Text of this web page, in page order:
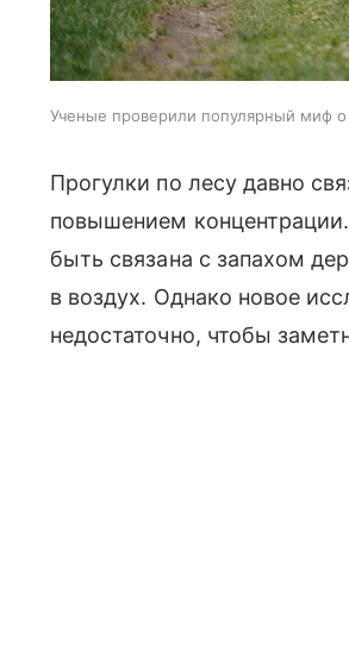
Ученые проверили популярный миф о
Прогулки по лесу давно
повышением
быть связана с запахом
в воздух. Однако новое
недостаточно, чтобы